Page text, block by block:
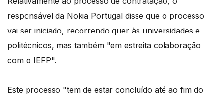
responsável da Nokia Portugal disse que o processo
vai ser iniciado, recorrendo quer às universidades e
politécnicos, mas também "em estreita colaboração
com o IEFP".
Este processo "tem de estar concluído até ao fim do